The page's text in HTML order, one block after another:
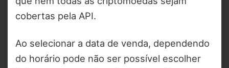
cobertas pela API.
Ao selecionar a data de venda, dependendo
do horário pode não ser possível escolher